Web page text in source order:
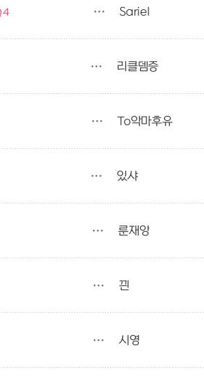
4 Sariel
리클뎀증
To악마후유
있샤
룬재앙
끤
시영